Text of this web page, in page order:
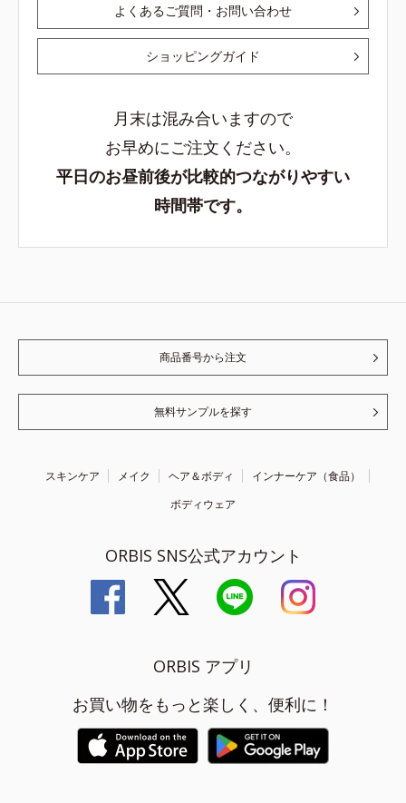
よくあるご質問・お問い合わせ
ショッピングガイド
月末は混み合いますので
お早めにご注文ください。
平日のお昼前後が比較的つながりやすい
時間帯です。
商品番号から注文
無料サンプルを探す
スキンケア メイク ヘア＆ボディ
インナーケア（食品）
ボディウェア
ORBIS SNS公式アカウント
ORBIS アプリ
お買い物をもっと楽しく、便利に！